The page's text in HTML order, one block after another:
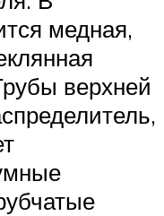
медная,
верхней